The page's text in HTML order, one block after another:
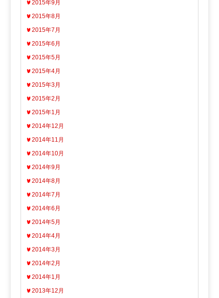
2015年9月
2015年8月
2015年7月
2015年6月
2015年5月
2015年4月
2015年3月
2015年2月
2015年1月
2014年12月
2014年11月
2014年10月
2014年9月
2014年8月
2014年7月
2014年6月
2014年5月
2014年4月
2014年3月
2014年2月
2014年1月
2013年12月